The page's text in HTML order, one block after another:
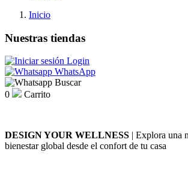
Inicio
Nuestras tiendas
Login
WhatsApp
Buscar
0
Carrito
DESIGN YOUR WELLNESS | Explora una
bienestar global desde el confort de tu casa